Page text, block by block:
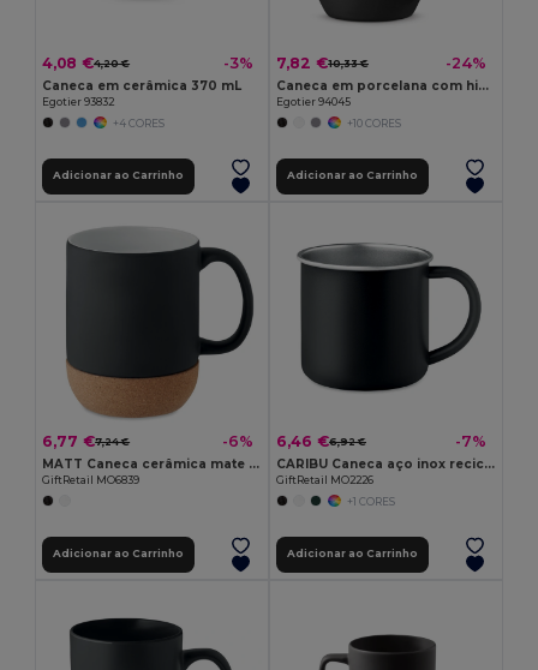
4,08 €4,20 € -3%
Caneca em cerâmica 370 mL
Egotier 93832
+4 CORES
Adicionar ao Carrinho
7,82 €10,33 € -24%
Caneca em porcelana com hidroglaze 450 mL
Egotier 94045
+10 CORES
Adicionar ao Carrinho
6,77 €7,24 € -6%
MATT Caneca cerâmica mate 300 ml
GiftRetail MO6839
Adicionar ao Carrinho
6,46 €6,92 € -7%
CARIBU Caneca aço inox reciclado
GiftRetail MO2226
+1 CORES
Adicionar ao Carrinho